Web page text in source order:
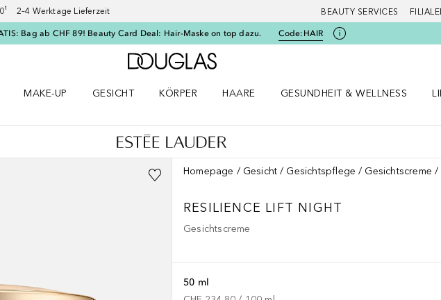
2–4 Werktage Lieferzeit BEAUTY SERVICES
Bag ab CHF 89! Beauty Card Deal: Hair-Maske on top dazu. Code: HAIR
Zur Douglas Startseite
MAKE-UP
GESICHT
KÖRPER
HAARE
GESUNDHEIT & WELLNESS
Homepage Gesicht Gesichtspflege Gesichtscreme
RESILIENCE LIFT NIGHT
Gesichtscreme
50 ml